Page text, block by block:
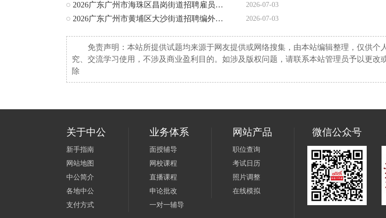
2026广东广州市海珠区昌岗街道招聘雇员拟录用人员公示 2026-07-03
2026广东广州市黄埔区大沙街道招聘编外聘用人员拟递补聘用名 2026-07-03
免责声明：本站所提供试题均来源于网友提供或网络搜集，由本站编辑整理，仅供个
究、交流学习使用，不涉及商业盈利目的。如涉及版权问题，请联系本站管理员予以更改
除
关于中公
新手指南
网站地图
中公简介
各地中公
支付方式
业务体系
面授辅导
网校课程
直播课程
申论批改
一对一辅导
网站产品
职位查询
考试日历
照片调整
在线模拟
微信公众号